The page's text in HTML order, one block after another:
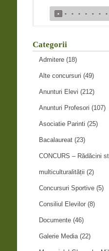
• • • • • • • •
Categorii
Admitere (18)
Alte concursuri (49)
Anunturi Elevi (212)
Anunturi Profesori (107)
Asociatie Parinti (25)
Bacalaureat (23)
CONCURS – Rădăcini
multiculturalității (2)
Concursuri Sportive (5)
Consiliul Elevilor (8)
Documente (46)
Galerie Media(22)